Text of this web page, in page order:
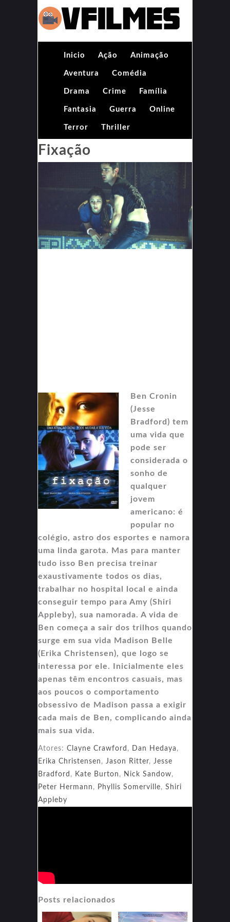
Inicio Ação Animação
Aventura Comédia
Drama Crime Família
Fantasia Guerra Online
Terror Thriller
Fixação
Ben Cronin
(Jesse
Bradford) tem
uma vida que
pode ser
considerada o
sonho de
qualquer
jovem
americano: é
popular no
colégio, astro dos esportes e namora
uma linda garota. Mas para manter
tudo isso Ben precisa treinar
exaustivamente todos os dias,
trabalhar no hospital local e ainda
conseguir tempo para Amy (Shiri
Appleby), sua namorada. A vida de
Ben começa a sair dos trilhos quando
surge em sua vida Madison Belle
(Erika Christensen), que logo se
interessa por ele. Inicialmente eles
apenas têm encontros casuais, mas
aos poucos o comportamento
obsessivo de Madison passa a exigir
cada mais de Ben, complicando ainda
mais sua vida.
Atores: Clayne Crawford , Dan Hedaya ,
Erika Christensen , Jason Ritter, Jesse
Bradford , Kate Burton , Nick Sandow,
Peter Hermann , Phyllis Somerville, Shiri
Appleby
Posts relacionados